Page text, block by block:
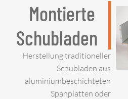
Montierte
Schubladen
Herstellung traditioneller
Schubladen aus
aluminiumbeschichteten
Spanplatten oder